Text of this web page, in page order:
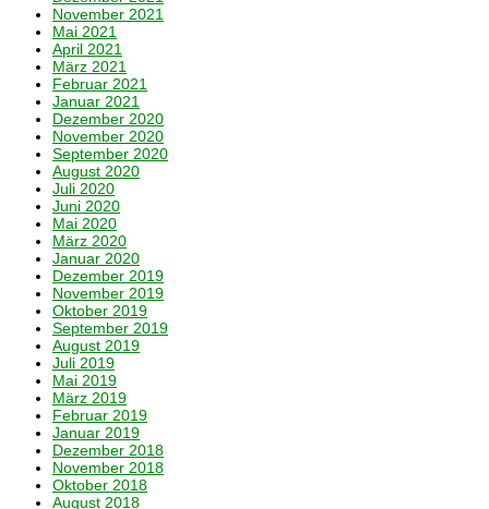
November 2021
Mai 2021
April 2021
März 2021
Februar 2021
Januar 2021
Dezember 2020
November 2020
September 2020
August 2020
Juli 2020
Juni 2020
Mai 2020
März 2020
Januar 2020
Dezember 2019
November 2019
Oktober 2019
September 2019
August 2019
Juli 2019
Mai 2019
März 2019
Februar 2019
Januar 2019
Dezember 2018
November 2018
Oktober 2018
August 2018